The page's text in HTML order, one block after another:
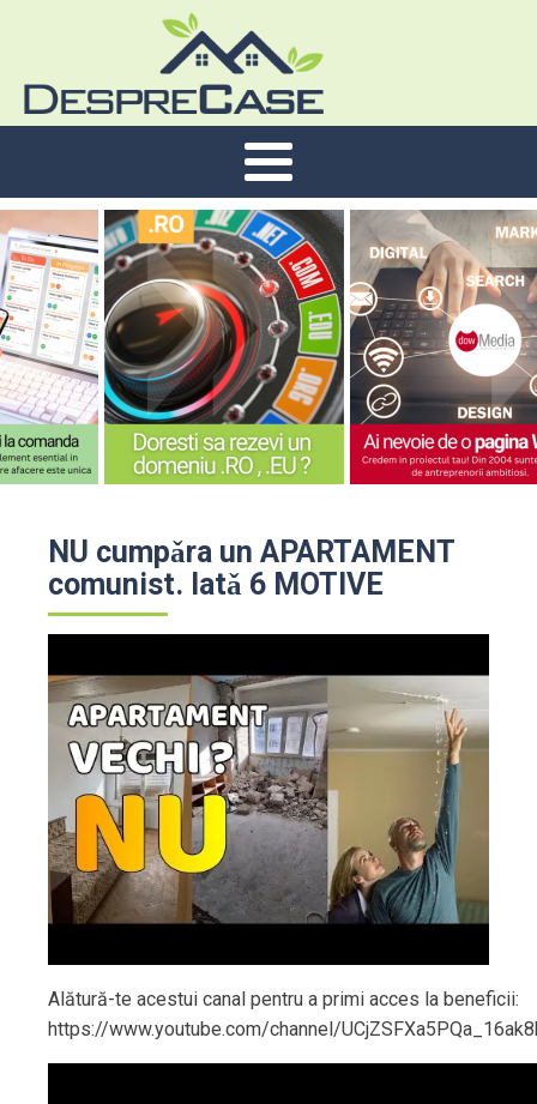
NU cumpǎra un APARTAMENT
comunist. Iatǎ 6 MOTIVE
Alătură-te acestui canal pentru a primi acces la beneficii:
https://www.youtube.com/channel/